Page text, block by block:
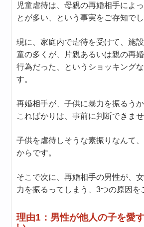
児童虐待は、母親の再婚相手によ
とが多い、という事実をご存知でし
現に、家庭内で虐待を受けて、施
童の多くが、片親あるいは親の再
行為だった、というショッキング
す。
再婚相手が、子供に暴力を振るうか
こればかりは、事前に判断できませ
子供を虐待しそうな素振りなんて
からです。
そこで次に、再婚相手の男性が、
力を振るってしまう、3つの原因を
理由1：男性が他人の子を愛